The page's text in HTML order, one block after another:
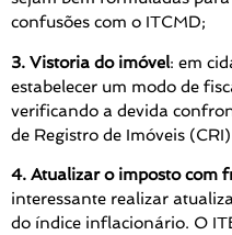
confusões com o ITCMD;
3. Vistoria do imóvel: em
estabelecer um modo de
verificando a devida
de Registro de Imóveis
4. Atualizar o imposto com
interessante realizar
do índice inflacionário. O